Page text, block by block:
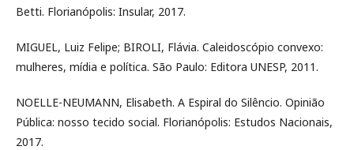
Betti. Florianópolis: Insular, 2017.
MIGUEL, Luiz Felipe; BIROLI, Flávia. Caleidoscópio convexo:
mulheres, mídia e política. São Paulo: Editora UNESP, 2011.
NOELLE-NEUMANN, Elisabeth. A Espiral do Silêncio. Opinião
Pública: nosso tecido social. Florianópolis: Estudos Nacionais,
2017.